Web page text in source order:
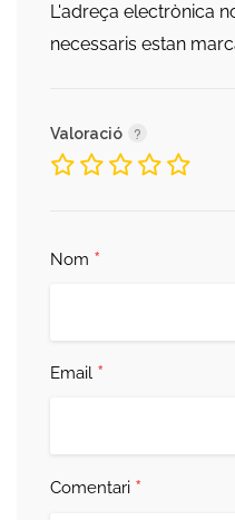
L'adreça electrònica
necessaris estan
Valoració
Nom *
Email *
Comentari *